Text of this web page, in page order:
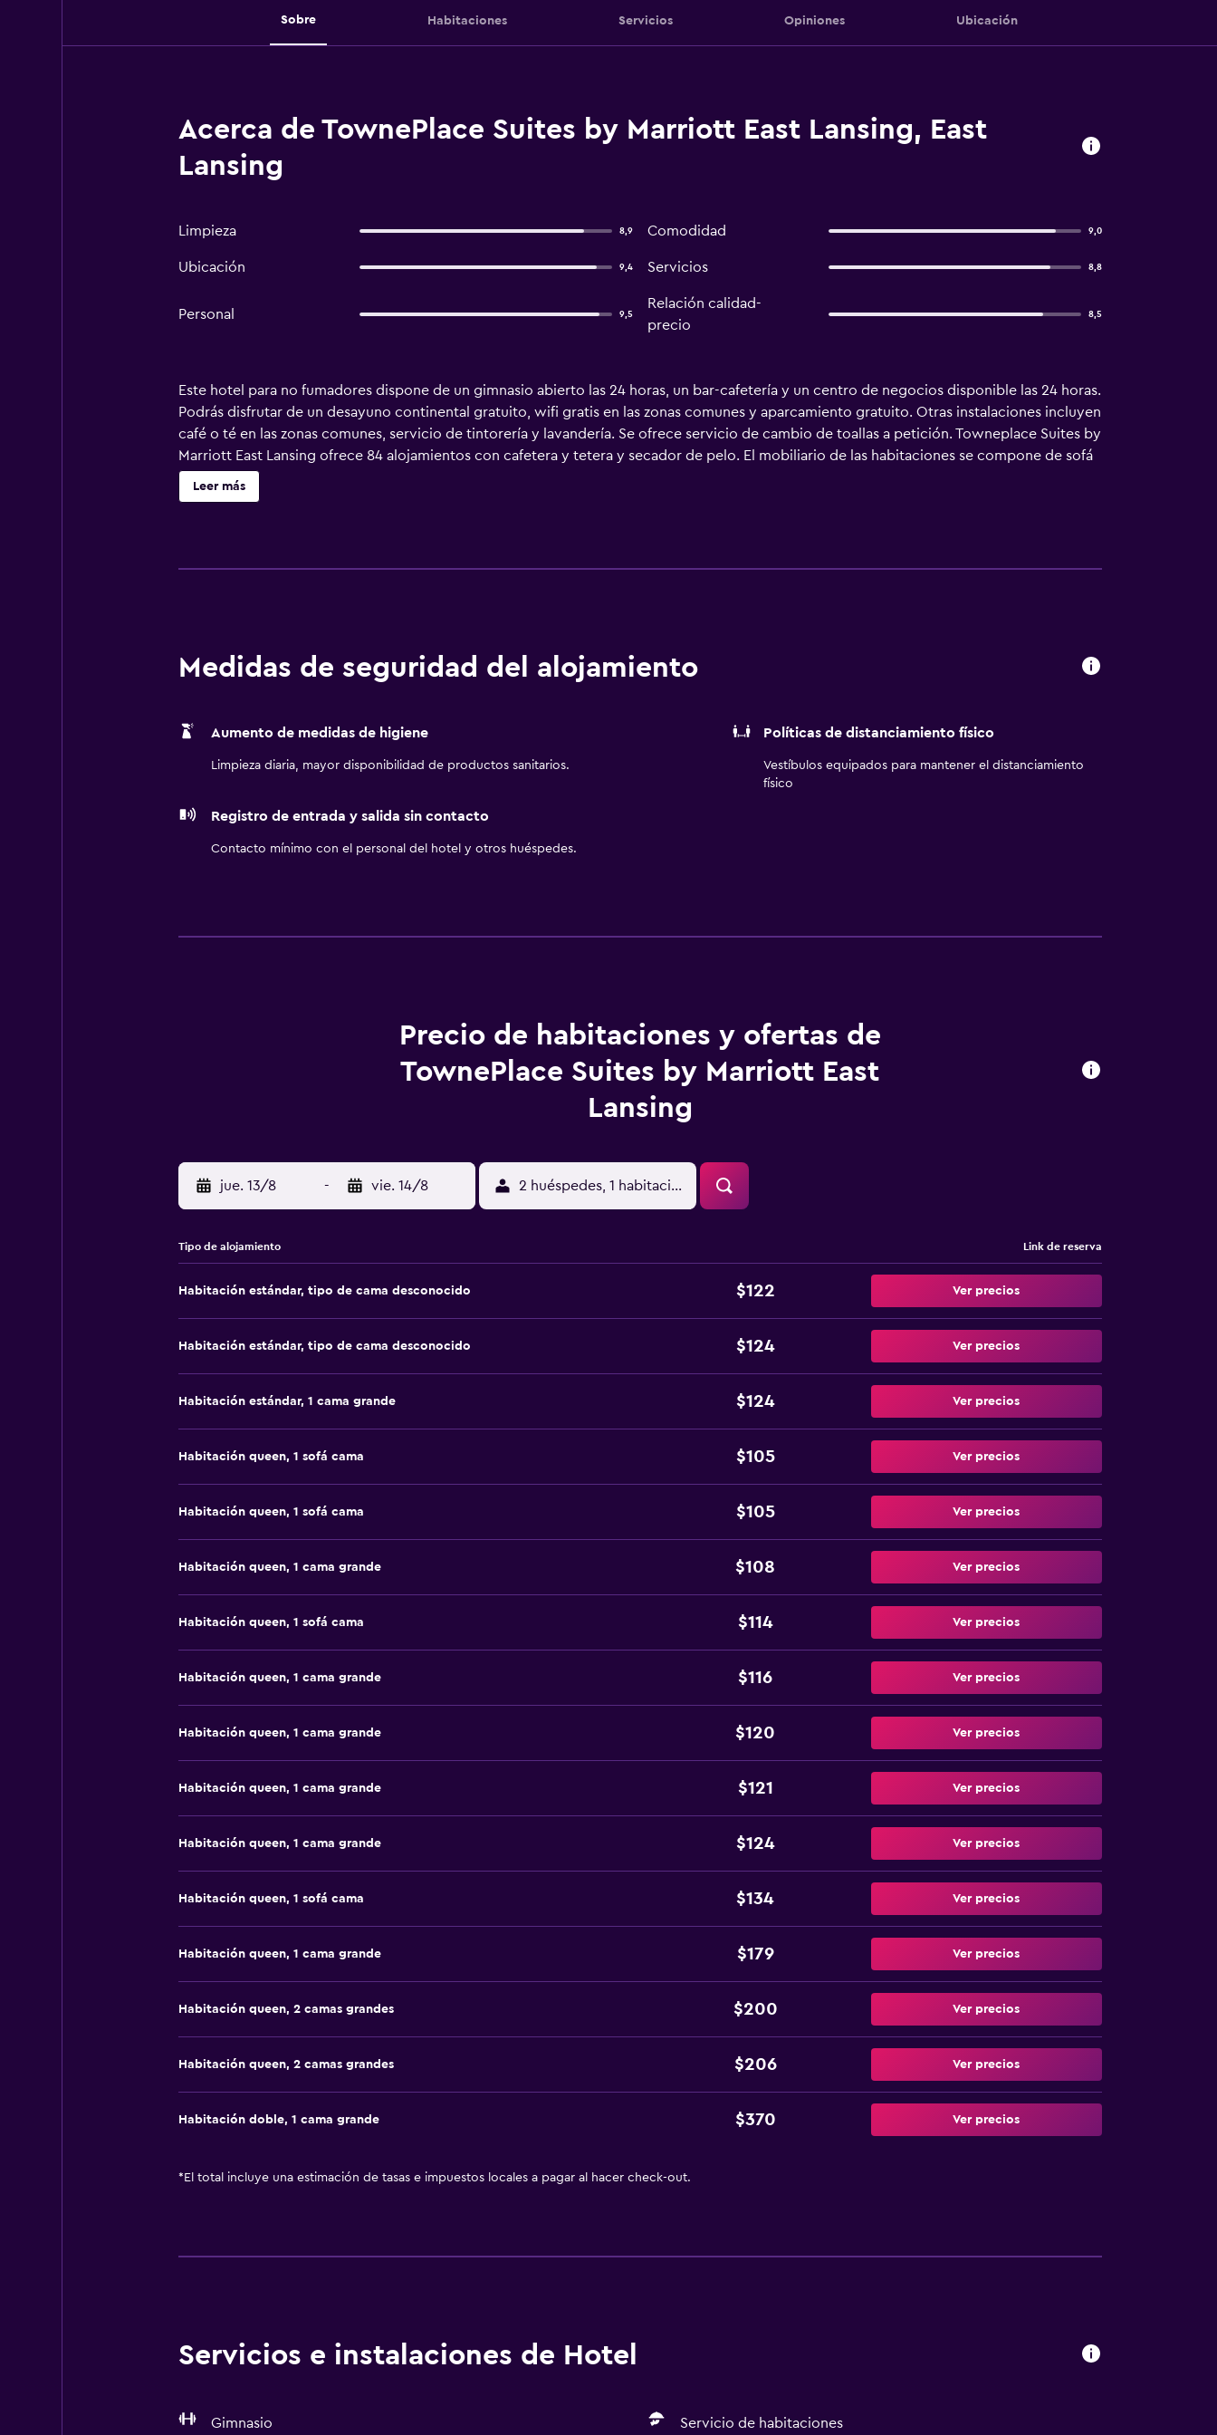
Sobre Habitaciones Servicios Opiniones Ubicación
Acerca de TownePlace Suites by Marriott East Lansing, East
Lansing
Limpieza 8,9 Comodidad 9,0
Ubicación 9,4 Servicios 8,8
Personal 9,5
Relación calidad-
precio
8,5
Este hotel para no fumadores dispone de un gimnasio abierto las 24 horas, un bar-cafetería y un centro de negocios disponible las 24 horas.
Podrás disfrutar de un desayuno continental gratuito, wifi gratis en las zonas comunes y aparcamiento gratuito. Otras instalaciones incluyen
café o té en las zonas comunes, servicio de tintorería y lavandería. Se ofrece servicio de cambio de toallas a petición. Towneplace Suites by
Marriott East Lansing ofrece 84 alojamientos con cafetera y tetera y secador de pelo. El mobiliario de las habitaciones se compone de sofá
cama doble. Las camas tienen colchones con una capa de acolchado adicional y están vestidas con ropa de cama de alta calidad. Se ofrece
una televisión de pantalla plana de 32 pulgadas con canales por cable y Netflix. En este hotel de 3 estrellas, los alojamientos incluyen cocina
Leer más
Medidas de seguridad del alojamiento
Aumento de medidas de higiene
Limpieza diaria, mayor disponibilidad de productos sanitarios.
Políticas de distanciamiento físico
Vestíbulos equipados para mantener el distanciamiento
físico
Registro de entrada y salida sin contacto
Contacto mínimo con el personal del hotel y otros huéspedes.
Precio de habitaciones y ofertas de
TownePlace Suites by Marriott East
Lansing
jue. 13/8 - vie. 14/8 2 huéspedes, 1 habitación
Tipo de alojamiento Link de reserva
Habitación estándar, tipo de cama desconocido $122 Ver precios
Habitación estándar, tipo de cama desconocido $124 Ver precios
Habitación estándar, 1 cama grande $124 Ver precios
Habitación queen, 1 sofá cama $105 Ver precios
Habitación queen, 1 sofá cama $105 Ver precios
Habitación queen, 1 cama grande $108 Ver precios
Habitación queen, 1 sofá cama $114 Ver precios
Habitación queen, 1 cama grande $116 Ver precios
Habitación queen, 1 cama grande $120 Ver precios
Habitación queen, 1 cama grande $121 Ver precios
Habitación queen, 1 cama grande $124 Ver precios
Habitación queen, 1 sofá cama $134 Ver precios
Habitación queen, 1 cama grande $179 Ver precios
Habitación queen, 2 camas grandes $200 Ver precios
Habitación queen, 2 camas grandes $206 Ver precios
Habitación doble, 1 cama grande $370 Ver precios
* El total incluye una estimación de tasas e impuestos locales a pagar al hacer check-out.
Servicios e instalaciones de Hotel
Gimnasio Servicio de habitaciones